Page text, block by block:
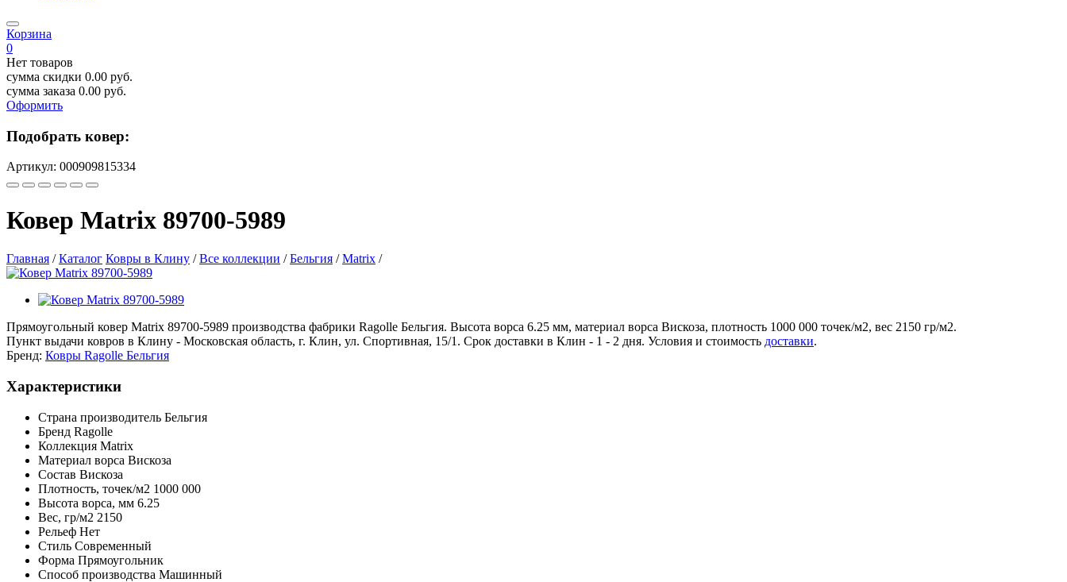
Корзина
0
Нет товаров
сумма скидки 0.00 руб.
сумма заказа 0.00 руб.
Оформить
Подобрать ковер:
Артикул: 000909815334
Ковер Matrix 89700-5989
Главная / Каталог Ковры в Клину / Все коллекции / Бельгия / Matrix /
Прямоугольный ковер Matrix 89700-5989 производства фабрики Ragolle Бельгия. Высота ворса 6.25 мм, материал ворса Вискоза, плотность 1000 000 точек/м2, вес 2150 гр/м2.
Пункт выдачи ковров в Клину - Московская область, г. Клин, ул. Спортивная, 15/1. Срок доставки в Клин - 1 - 2 дня. Условия и стоимость доставки.
Бренд: Ковры Ragolle Бельгия
Характеристики
Страна производитель Бельгия
Бренд Ragolle
Коллекция Matrix
Материал ворса Вискоза
Состав Вискоза
Плотность, точек/м2 1000 000
Высота ворса, мм 6.25
Вес, гр/м2 2150
Рельеф Нет
Стиль Современный
Форма Прямоугольник
Способ производства Машинный